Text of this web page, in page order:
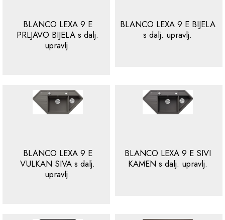
BLANCO LEXA 9 E
PRLJAVO BIJELA s dalj.
upravlj.
BLANCO LEXA 9 E BIJELA
s dalj. upravlj.
BLANCO LEXA 9 E
VULKAN SIVA s dalj.
upravlj.
BLANCO LEXA 9 E SIVI
KAMEN s dalj. upravlj.